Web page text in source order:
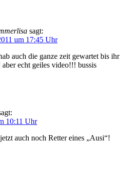
sagt:
um 17:45 Uhr
auch die ganze zeit gewartet bis ihr
echt geiles video!!! bussis
10:11 Uhr
auch noch Retter eines „Ausi“!